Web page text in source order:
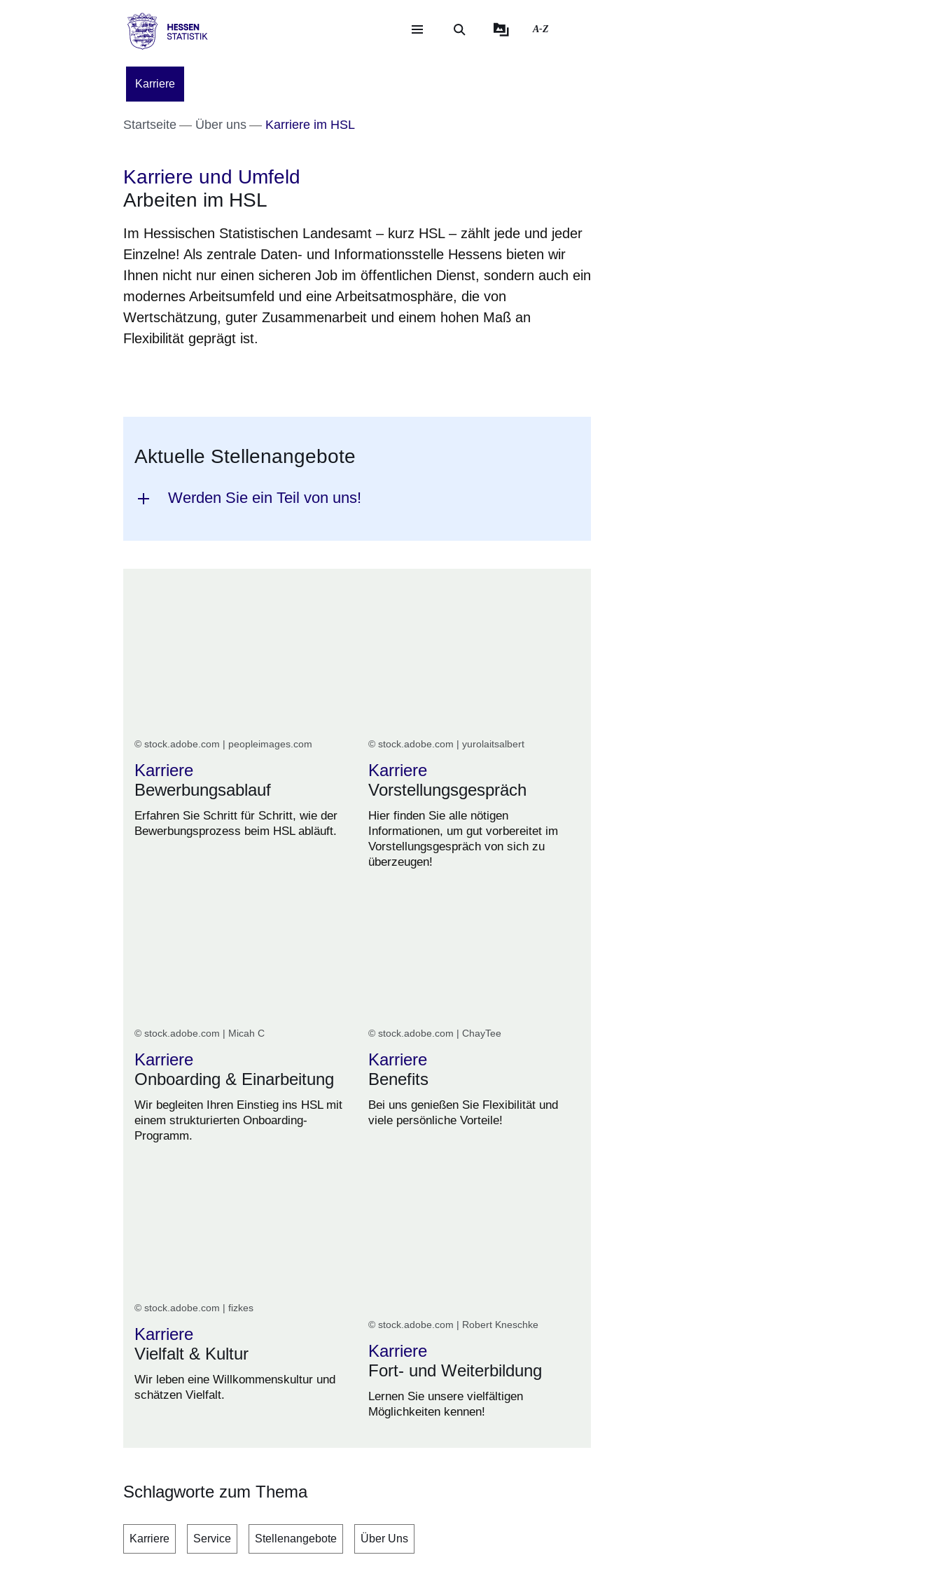
Direkt zum Kopf der Seite
Direkt zum Inhalt
Direkt zum Fuß der Seite
Statistik
A-Z
Karriere
Startseite Über uns Karriere im HSL
Karriere und Umfeld
Arbeiten im HSL
Im Hessischen Statistischen Landesamt – kurz HSL – zählt jede und jeder
Einzelne! Als zentrale Daten- und Informationsstelle Hessens bieten wir
Ihnen nicht nur einen sicheren Job im öffentlichen Dienst, sondern auch ein
modernes Arbeitsumfeld und eine Arbeitsatmosphäre, die von
Wertschätzung, guter Zusammenarbeit und einem hohen Maß an
Flexibilität geprägt ist.
Aktuelle Stellenangebote
Werden Sie ein Teil von uns!
© stock.adobe.com | peopleimages.com
Karriere
Bewerbungsablauf
Erfahren Sie Schritt für Schritt, wie der
Bewerbungsprozess beim HSL abläuft.
© stock.adobe.com | yurolaitsalbert
Karriere
Vorstellungsgespräch
Hier finden Sie alle nötigen
Informationen, um gut vorbereitet im
Vorstellungsgespräch von sich zu
überzeugen!
© stock.adobe.com | Micah C
Karriere
Onboarding & Einarbeitung
Wir begleiten Ihren Einstieg ins HSL mit
einem strukturierten Onboarding-
Programm.
© stock.adobe.com | ChayTee
Karriere
Benefits
Bei uns genießen Sie Flexibilität und
viele persönliche Vorteile!
© stock.adobe.com | fizkes
Karriere
Vielfalt & Kultur
Wir leben eine Willkommenskultur und
schätzen Vielfalt.
© stock.adobe.com | Robert Kneschke
Karriere
Fort- und Weiterbildung
Lernen Sie unsere vielfältigen
Möglichkeiten kennen!
Schlagworte zum Thema
Karriere Service Stellenangebote Über Uns